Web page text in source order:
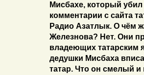
Мисбахе, который
комментарии с сайта
Радио Азатлык. О чём
Железнова? Нет. Они
владеющих татарским
дедушки Мисбаха
татар. Что он смелый и